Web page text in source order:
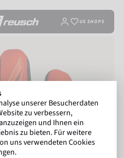
US SHOPS
unserer Besucherdaten
zu verbessern,
und Ihnen ein
zu bieten. Für weitere
uns verwendeten Cookies